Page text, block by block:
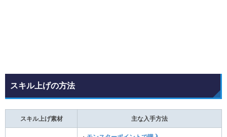
スキル上げの方法
スキル上げ素材 主な入手方法